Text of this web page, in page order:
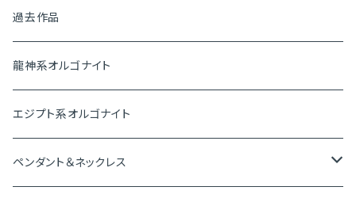
ピラミッド
盛り塩オルゴナイト
プレートオルゴナイト
神聖幾何学オルゴナイト
過去作品
龍神系オルゴナイト
エジプト系オルゴナイト
ペンダント＆ネックレス